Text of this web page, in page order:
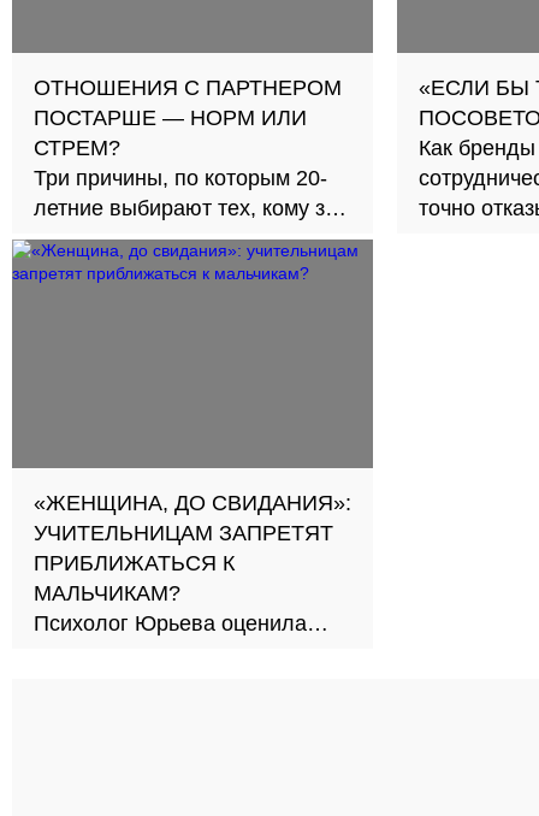
ОТНОШЕНИЯ С ПАРТНЕРОМ
ПОСТАРШЕ — НОРМ ИЛИ
СТРЕМ?
Три причины, по которым 20-
летние выбирают тех, кому за
30
«ЕСЛИ БЫ
Как
точно
«ЖЕНЩИНА, ДО СВИДАНИЯ»:
УЧИТЕЛЬНИЦАМ ЗАПРЕТЯТ
ПРИБЛИЖАТЬСЯ К
МАЛЬЧИКАМ?
Психолог Юрьева оценила